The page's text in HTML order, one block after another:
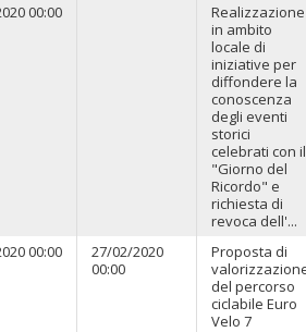
00:00
Realizzazione
in ambito
locale di
iniziative per
diffondere la
conoscenza
degli eventi
storici
celebrati con il
"Giorno del
Ricordo" e
richiesta di
revoca dell'...
00:00
27/02/2020
00:00
Proposta di
del percorso
ciclabile Euro
Velo 7